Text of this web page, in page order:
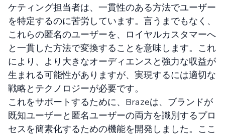
ケティング担当者は、一貫性のある方法でユーザー
を特定するのに苦労しています。言うまでもなく、
これらの匿名のユーザーを、ロイヤルカスタマーへ
と一貫した方法で変換することを意味します。これ
により、より大きなオーディエンスと強力な収益が
生まれる可能性がありますが、実現するには適切な
戦略とテクノロジーが必要です。
これをサポートするために、Brazeは、ブランドが
既知ユーザーと匿名ユーザーの両方を識別するプロ
セスを簡素化するための機能を開発しました。ここ